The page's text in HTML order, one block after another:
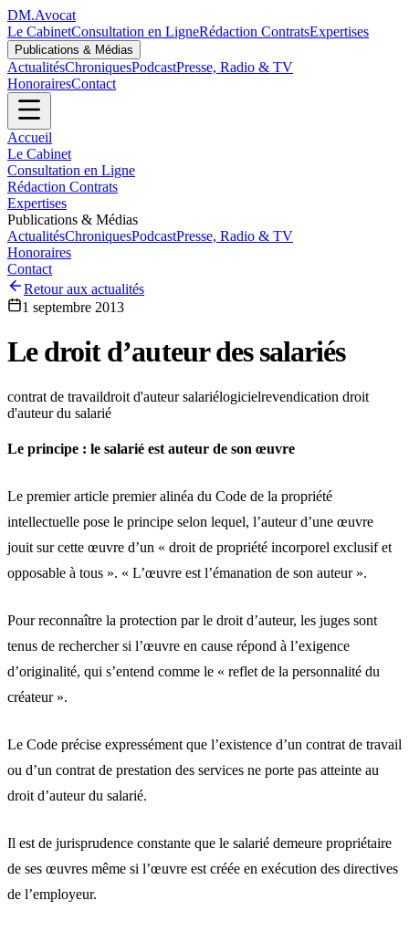
DM.Avocat
Le CabinetConsultation en LigneRédaction ContratsExpertises
Publications & Médias
ActualitésChroniquesPodcastPresse, Radio & TV
HonorairesContact
Accueil
Le Cabinet
Consultation en Ligne
Rédaction Contrats
Expertises
Publications & Médias
ActualitésChroniquesPodcastPresse, Radio & TV
Honoraires
Contact
Retour aux actualités
1 septembre 2013
Le droit d’auteur des salariés
contrat de travaildroit d'auteur salariélogicielrevendication droit
d'auteur du salarié
Le principe : le salarié est auteur de son œuvre
Le premier article premier alinéa du Code de la propriété
intellectuelle pose le principe selon lequel, l’auteur d’une œuvre
jouit sur cette œuvre d’un « droit de propriété incorporel exclusif et
opposable à tous ». « L’œuvre est l’émanation de son auteur ».
Pour reconnaître la protection par le droit d’auteur, les juges sont
tenus de rechercher si l’œuvre en cause répond à l’exigence
d’originalité, qui s’entend comme le « reflet de la personnalité du
créateur ».
Le Code précise expressément que l’existence d’un contrat de travail
ou d’un contrat de prestation des services ne porte pas atteinte au
droit d’auteur du salarié.
Il est de jurisprudence constante que le salarié demeure propriétaire
de ses œuvres même si l’œuvre est créée en exécution des directives
de l’employeur.